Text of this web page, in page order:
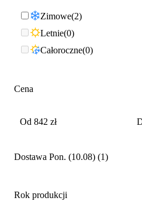
Zimowe 2
Letnie 0
Całoroczne 0
Cena
Dostawa Pon. (10.08) 1
Rok produkcji